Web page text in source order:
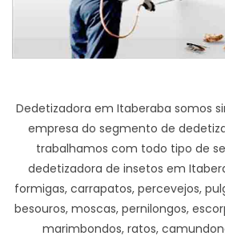
Dedetizadora em Itaberaba somos
empresa do segmento de
trabalhamos com todo tipo de
dedetizadora de insetos em
formigas, carrapatos, percevejos,
besouros, moscas, pernilongos,
marimbondos, ratos,